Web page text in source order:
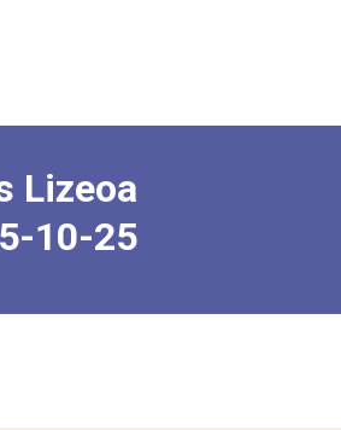
Lizeoa
10-25